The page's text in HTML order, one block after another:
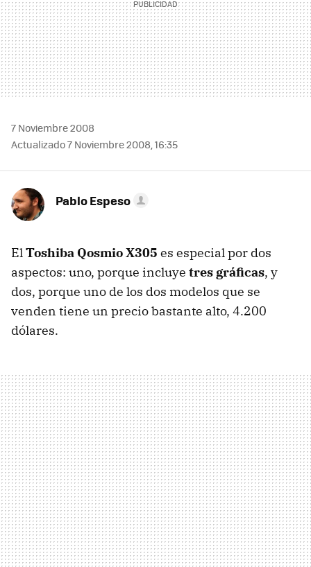
7 Noviembre 2008
Actualizado 7 Noviembre 2008, 16:35
Pablo Espeso
ElToshiba Qosmio X305 es especial por dos
aspectos: uno, porque incluye tres gráficas, y
dos, porque uno de los dos modelos que se
venden tiene un precio bastante alto, 4.200
dólares.